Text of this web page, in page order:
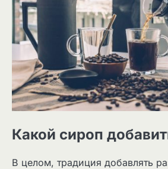
Какой сироп
В целом, традиция добавлять